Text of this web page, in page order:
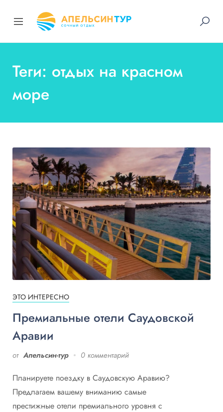
Теги: отдых на красном
море
ЭТО ИНТЕРЕСНО
Премиальные отели Саудовской
Аравии
от Апельсин-тур 0 комментарий
Планируете поездку в Саудовскую Аравию?
Предлагаем вашему вниманию самые
престижные отели премиального уровня с